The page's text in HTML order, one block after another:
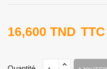
16,600 TND TTC